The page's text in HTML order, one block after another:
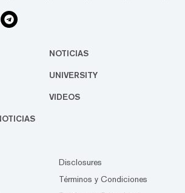
NOTICIAS
UNIVERSITY
VIDEOS
Disclosures
Términos y Condiciones